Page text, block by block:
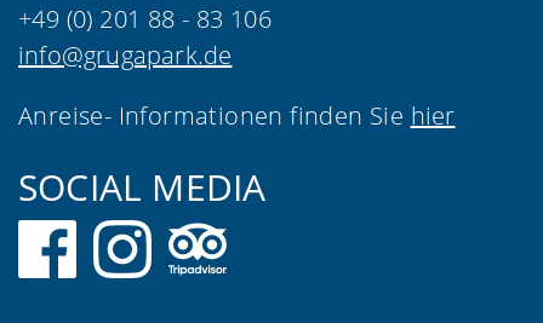
+49 (0) 201 88 - 83 106
info@grugapark.de
Anreise- Informationen finden Sie hier
SOCIAL MEDIA